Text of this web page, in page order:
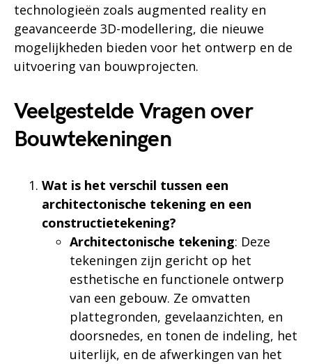
technologieën zoals augmented reality en
geavanceerde 3D-modellering, die nieuwe
mogelijkheden bieden voor het ontwerp en de
uitvoering van bouwprojecten.
Veelgestelde Vragen over
Bouwtekeningen
Wat is het verschil tussen een
architectonische tekening en een
constructietekening?
Architectonische tekening: Deze
tekeningen zijn gericht op het
esthetische en functionele ontwerp
van een gebouw. Ze omvatten
plattegronden, gevelaanzichten, en
doorsnedes, en tonen de indeling, het
uiterlijk, en de afwerkingen van het